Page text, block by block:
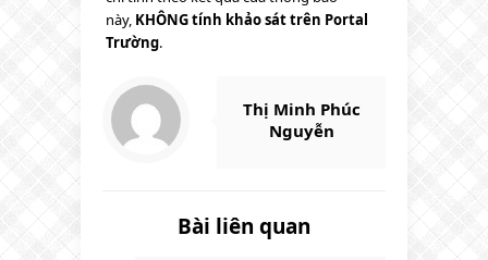
này, KHÔNGtính khảo sát trên Portal
Trường.
Thị Minh Phúc
Nguyễn
Bài liên quan